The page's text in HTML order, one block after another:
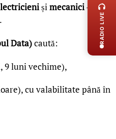
șimecanici–
Data)caută:
9 luni vechime),
cu valabilitate până în
RADIO LIVE